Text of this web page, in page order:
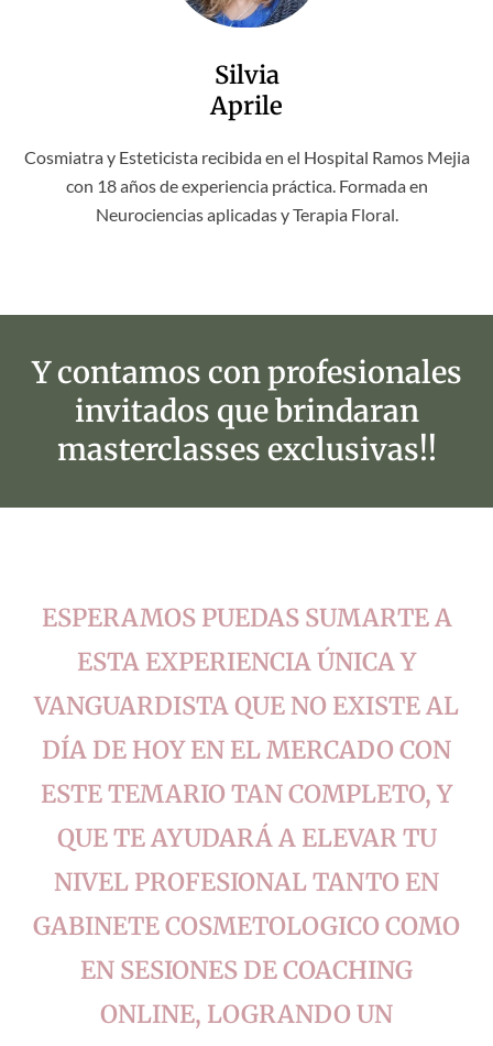
Silvia
Aprile
Cosmiatra y Esteticista recibida en el Hospital Ramos Mejia
con 18 años de experiencia práctica. Formada en
Neurociencias aplicadas y Terapia Floral.
Y contamos con profesionales
invitados que brindaran
masterclasses exclusivas!!
ESPERAMOS PUEDAS SUMARTE A
ESTA EXPERIENCIA ÚNICA Y
VANGUARDISTA QUE NO EXISTE AL
DÍA DE HOY EN EL MERCADO CON
ESTE TEMARIO TAN COMPLETO, Y
QUE TE AYUDARÁ A ELEVAR TU
NIVEL PROFESIONAL TANTO EN
GABINETE COSMETOLOGICO COMO
EN SESIONES DE COACHING
ONLINE, LOGRANDO UN